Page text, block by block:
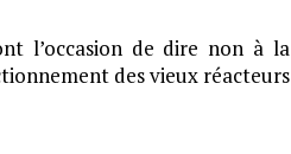
l’occasion de dire non à la
des vieux réacteurs